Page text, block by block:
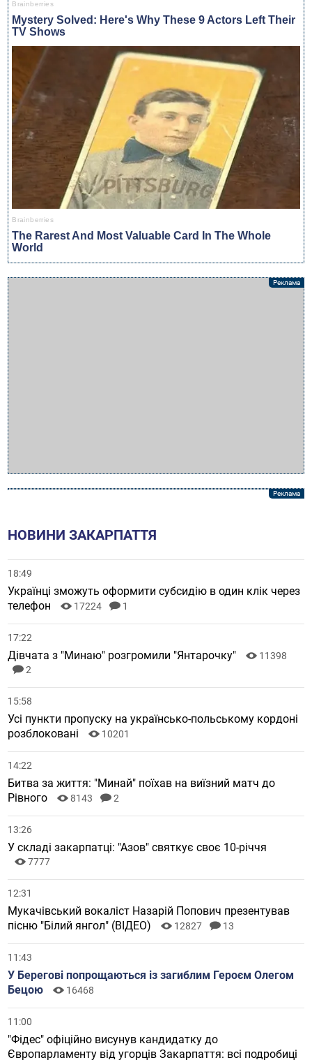
НОВИНИ ЗАКАРПАТТЯ
18:49
Українці зможуть оформити субсидію в один клік через
телефон
17224 1
17:22
Дівчата з "Минаю" розгромили "Янтарочку"
11398
2
15:58
Усі пункти пропуску на українсько-польському кордоні
розблоковані
10201
14:22
Битва за життя: "Минай" поїхав на виїзний матч до
Рівного
8143 2
13:26
У складі закарпатці: "Азов" святкує своє 10-річчя
7777
12:31
Мукачівський вокаліст Назарій Попович презентував
пісню "Білий янгол" (ВІДЕО)
12827 13
11:43
У Берегові попрощаються із загиблим Героєм Олегом
Бецою
16468
11:00
"Фідес" офіційно висунув кандидатку до
Європарламенту від угорців Закарпаття: всі подробиці